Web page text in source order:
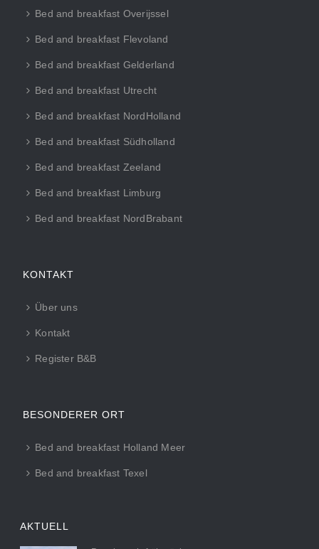
Bed and breakfast Overijssel
Bed and breakfast Flevoland
Bed and breakfast Gelderland
Bed and breakfast Utrecht
Bed and breakfast NordHolland
Bed and breakfast Südholland
Bed and breakfast Zeeland
Bed and breakfast Limburg
Bed and breakfast NordBrabant
KONTAKT
Über uns
Kontakt
Register B&B
BESONDERER ORT
Bed and breakfast Holland Meer
Bed and breakfast Texel
AKTUELL